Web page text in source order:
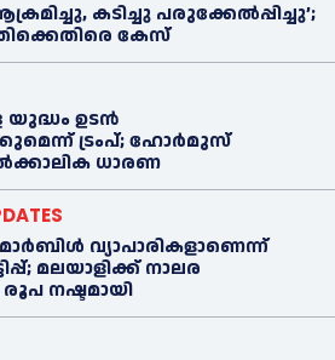
കടിച്ചു പരുക്കേല്‍പ്പിച്ചു’;
കേസ്
ഉടൻ
ട്രംപ്; ഹോർമുസ്
ധാരണ
വ്യാപാരികളാണെന്ന്
മലയാളിക്ക് നാലര
നഷ്ടമായി